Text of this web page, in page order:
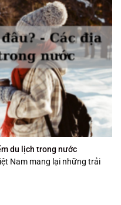
du lịch trong nước
Nam mang lại những trải